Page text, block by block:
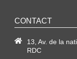
CONTACT
13, Av. de la
RDC